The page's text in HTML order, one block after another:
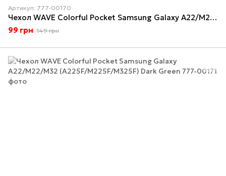
Артикул: 777-00170
Чехол WAVE Colorful Pocket Samsung Galaxy A22/M22/M32 (A225F/M225F/M325F) Pale Pink
99 грн 149 грн